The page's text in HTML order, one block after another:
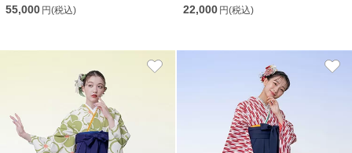
55,000 円(税込) 22,000 円(税込)